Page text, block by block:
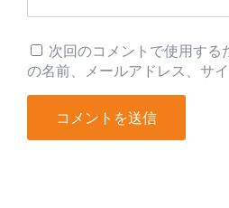
次回のコメントで使用する
の名前、メールアドレス、サイ